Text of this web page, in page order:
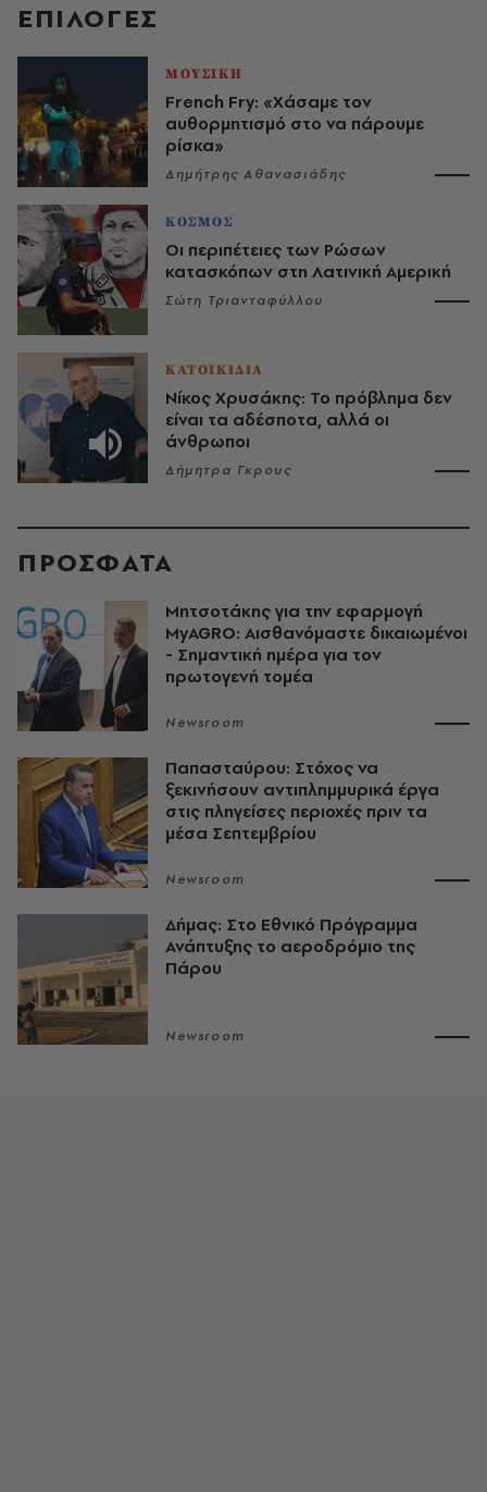
EΠΙΛΟΓΈΣ
ΜΟΥΣΙΚΗ
French Fry: «Χάσαμε τον
αυθορμητισμό στο να πάρουμε
ρίσκα»
Δημήτρης Αθανασιάδης
ΚΟΣΜΟΣ
Οι περιπέτειες των Ρώσων
κατασκόπων στη Λατινική Αμερική
Σώτη Τριανταφύλλου
ΚΑΤΟΙΚΙΔΙΑ
Νίκος Χρυσάκης: Το πρόβλημα δεν
είναι τα αδέσποτα, αλλά οι
άνθρωποι
Δήμητρα Γκρους
ΠΡΟΣΦΑΤΑ
Μητσοτάκης για την εφαρμογή
MyAGRO: Αισθανόμαστε δικαιωμένοι
- Σημαντική ημέρα για τον
πρωτογενή τομέα
Newsroom
Παπασταύρου: Στόχος να
ξεκινήσουν αντιπλημμυρικά έργα
στις πληγείσες περιοχές πριν τα
μέσα Σεπτεμβρίου
Newsroom
Δήμας: Στο Εθνικό Πρόγραμμα
Ανάπτυξης το αεροδρόμιο της
Πάρου
Newsroom